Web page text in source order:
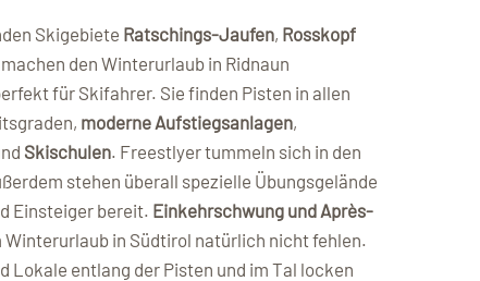
Skigebiete Ratschings-Jaufen, Rosskopf
machen den Winterurlaub in Ridnaun
für Skifahrer. Sie finden Pisten in allen
moderne Aufstiegsanlagen,
Skischulen. Freestlyer tummeln sich in den
stehen überall spezielle Übungsgelände
Einsteiger bereit. Einkehrschwung und Après-
Winterurlaub in Südtirol natürlich nicht fehlen.
Lokale entlang der Pisten und im Tal locken